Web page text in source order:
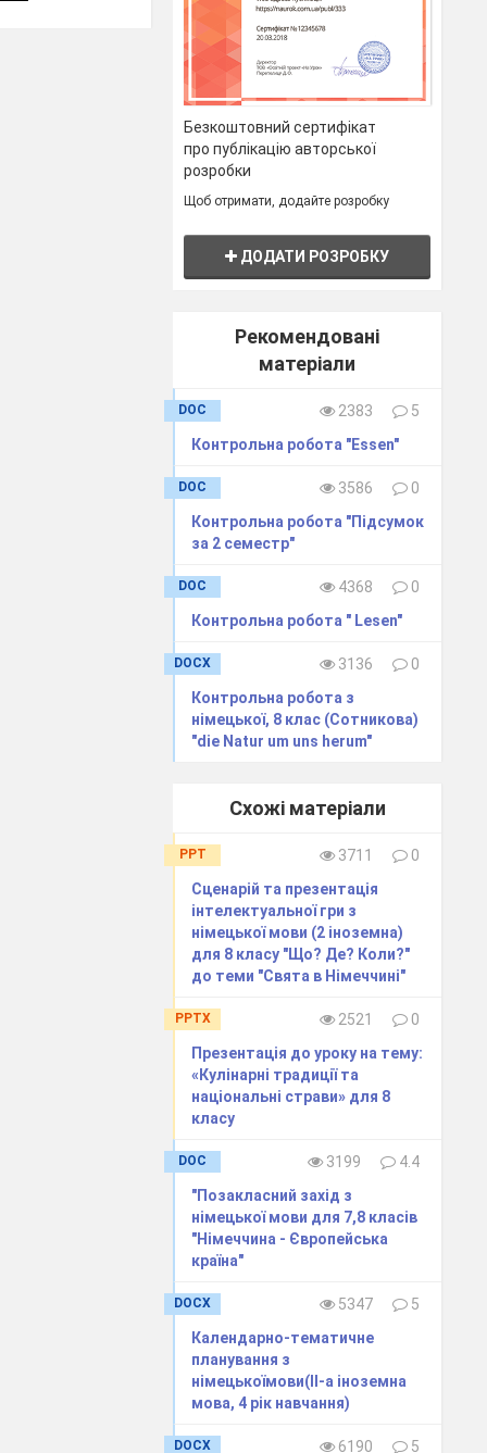
Безкоштовний сертифікат
про публікацію авторської
розробки
Щоб отримати, додайте розробку
ДОДАТИ РОЗРОБКУ
Рекомендовані
матеріали
DOC 2383
5
Контрольна робота "Essen"
DOC 3586
0
Контрольна робота "Підсумок
за 2 семестр"
DOC 4368
0
Контрольна робота " Lesen"
DOCX 3136
0
Контрольна робота з
німецької, 8 клас (Сотникова)
"die Natur um uns herum"
Схожі матеріали
PPT 3711
0
Сценарій та презентація
інтелектуальної гри з
німецької мови (2 іноземна)
для 8 класу "Що? Де? Коли?"
до теми "Свята в Німеччині"
PPTX 2521
0
Презентація до уроку на тему:
«Кулінарні традиції та
національні страви» для 8
класу
DOC 3199
4.4
"Позакласний захід з
німецької мови для 7,8 класів
"Німеччина - Європейська
країна"
DOCX 5347
5
Календарно-тематичне
планування з
німецькоїмови(ІІ-а іноземна
мова, 4 рік навчання)
DOCX 6190
5